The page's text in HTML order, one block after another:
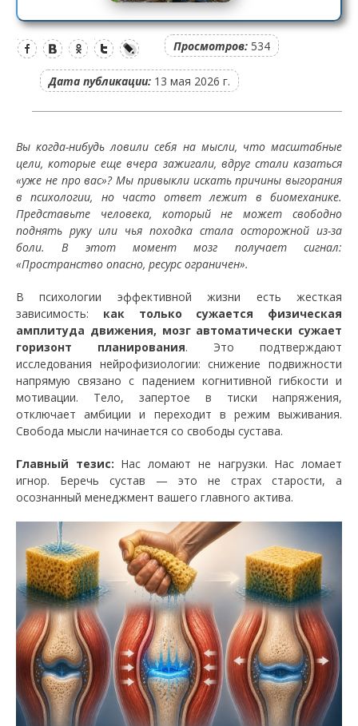
Просмотров: 534
Дата публикации: 13 мая 2026 г.
Вы когда-нибудь ловили себя на мысли, что масштабные
цели, которые еще вчера зажигали, вдруг стали казаться
«уже не про вас»? Мы привыкли искать причины выгорания
в психологии, но часто ответ лежит в биомеханике.
Представьте человека, который не может свободно
поднять руку или чья походка стала осторожной из-за
боли. В этот момент мозг получает сигнал:
«Пространство опасно, ресурс ограничен».
В психологии эффективной жизни есть жесткая
зависимость: как только сужается физическая
амплитуда движения, мозг автоматически сужает
горизонт планирования. Это подтверждают
исследования нейрофизиологии: снижение подвижности
напрямую связано с падением когнитивной гибкости и
мотивации. Тело, запертое в тиски напряжения,
отключает амбиции и переходит в режим выживания.
Свобода мысли начинается со свободы сустава.
Главный тезис: Нас ломают не нагрузки. Нас ломает
игнор. Беречь сустав — это не страх старости, а
осознанный менеджмент вашего главного актива.